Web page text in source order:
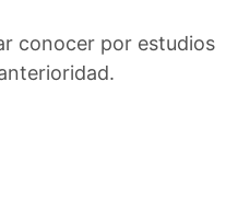
conocer por estudios